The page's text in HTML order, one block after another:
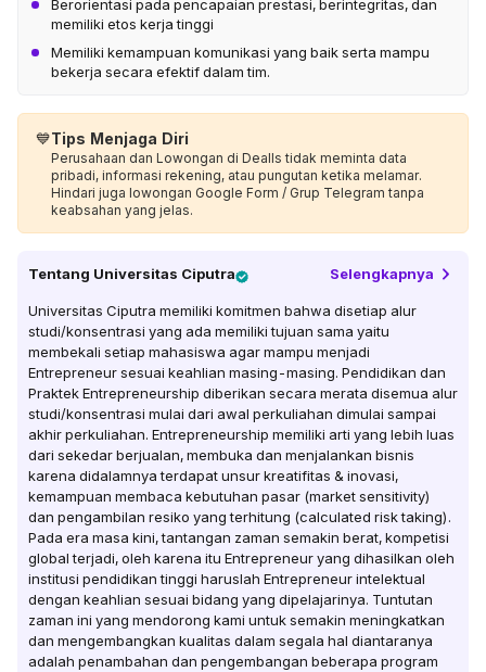
Berorientasi pada pencapaian prestasi, berintegritas, dan
memiliki etos kerja tinggi
Memiliki kemampuan komunikasi yang baik serta mampu
bekerja secara efektif dalam tim.
💙Tips Menjaga Diri
Perusahaan dan Lowongan di Dealls tidak meminta data
pribadi, informasi rekening, atau pungutan ketika melamar.
Hindari juga lowongan Google Form / Grup Telegram tanpa
keabsahan yang jelas.
Tentang Universitas Ciputra Selengkapnya
Universitas Ciputra memiliki komitmen bahwa disetiap alur
studi/konsentrasi yang ada memiliki tujuan sama yaitu
membekali setiap mahasiswa agar mampu menjadi
Entrepreneur sesuai keahlian masing-masing. Pendidikan dan
Praktek Entrepreneurship diberikan secara merata disemua alur
studi/konsentrasi mulai dari awal perkuliahan dimulai sampai
akhir perkuliahan. Entrepreneurship memiliki arti yang lebih luas
dari sekedar berjualan, membuka dan menjalankan bisnis
karena didalamnya terdapat unsur kreatifitas & inovasi,
kemampuan membaca kebutuhan pasar (market sensitivity)
dan pengambilan resiko yang terhitung (calculated risk taking).
Pada era masa kini, tantangan zaman semakin berat, kompetisi
global terjadi, oleh karena itu Entrepreneur yang dihasilkan oleh
institusi pendidikan tinggi haruslah Entrepreneur intelektual
dengan keahlian sesuai bidang yang dipelajarinya. Tuntutan
zaman ini yang mendorong kami untuk semakin meningkatkan
dan mengembangkan kualitas dalam segala hal diantaranya
adalah penambahan dan pengembangan beberapa program